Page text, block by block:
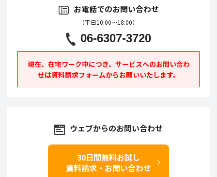
お電話でのお問い合わせ
（平日10:00～18:00）
06-6307-3720
現在、在宅ワーク中につき、サービスへのお問い合わ
せは資料請求フォームからお願いいたします。
ウェブからのお問い合わせ
30日間無料お試し
資料請求・お問い合わせ